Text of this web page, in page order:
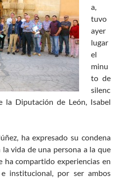
a,
tuvo
ayer
lugar
el
minu
to de
silenc
la Diputación de León, Isabel
ha expresado su condena
vida de una persona a la que
ha compartido experiencias en
institucional, por ser ambos